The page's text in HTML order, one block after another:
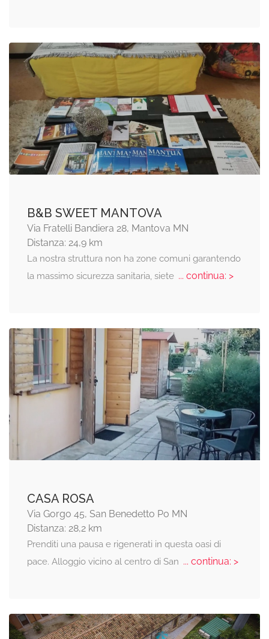
B&B SWEET MANTOVA
Via Fratelli Bandiera 28, Mantova MN
Distanza: 24,9 km
La nostra struttura non ha zone comuni garantendo
la massimo sicurezza sanitaria, siete... continua: >
CASA ROSA
Via Gorgo 45, San Benedetto Po MN
Distanza: 28,2 km
Prenditi una pausa e rigenerati in questa oasi di
pace. Alloggio vicino al centro di San ... continua: >